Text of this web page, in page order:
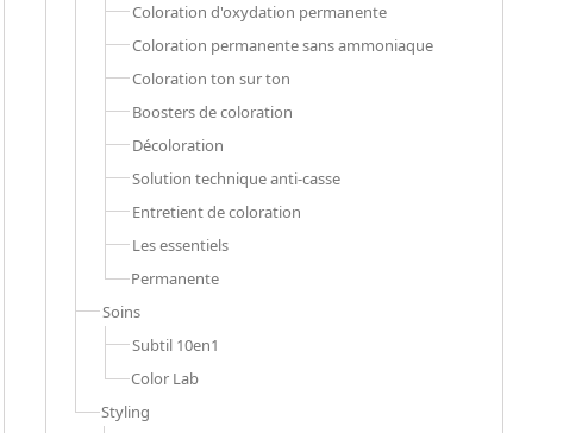
Coloration d'oxydation permanente
Coloration permanente sans ammoniaque
Coloration ton sur ton
Boosters de coloration
Décoloration
Solution technique anti-casse
Entretient de coloration
Les essentiels
Permanente
Soins
Subtil 10en1
Color Lab
Styling